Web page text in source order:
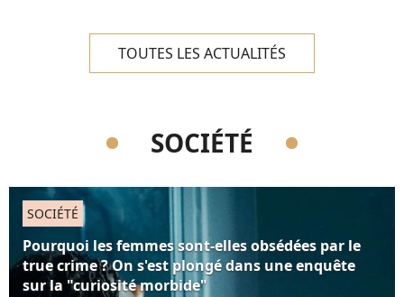
les femmes sont, une...
TOUTES LES ACTUALITÉS
SOCIÉTÉ
SOCIÉTÉ
Pourquoi les femmes sont-elles obsédées par le
true crime ? On s'est plongé dans une enquête
sur la "curiosité morbide"